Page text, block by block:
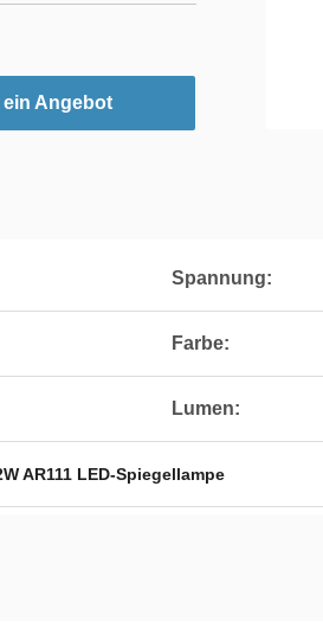
ein Angebot
Spannung:
Farbe:
Lumen:
AR111 LED-Spiegellampe